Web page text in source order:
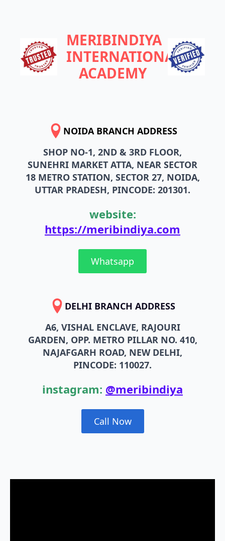
MERIBINDIYA
INTERNATIONAL
ACADEMY
NOIDA BRANCH ADDRESS
SHOP NO-1, 2ND & 3RD FLOOR,
SUNEHRI MARKET ATTA, NEAR SECTOR
18 METRO STATION, SECTOR 27, NOIDA,
UTTAR PRADESH, PINCODE: 201301.
website:
https://meribindiya.com
Whatsapp
DELHI BRANCH ADDRESS
A6, VISHAL ENCLAVE, RAJOURI
GARDEN, OPP. METRO PILLAR NO. 410,
NAJAFGARH ROAD, NEW DELHI,
PINCODE: 110027.
instagram: @meribindiya
Call Now